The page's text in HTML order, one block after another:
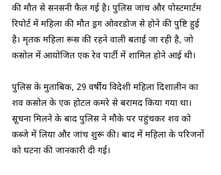
की मौत से सनसनी फैल गई है। पुलिस जांच और पोस्टमार्टम
रिपोर्ट में महिला की मौत ड्रग ओवरडोज से होने की पुष्टि हुई
है। मृतक महिला रूस की रहने वाली बताई जा रही है, जो
कसोल में आयोजित एक रेव पार्टी में शामिल होने आई थी।
पुलिस के मुताबिक, 29 वर्षीय विदेशी महिला दिशालीन का
शव कसोल के एक होटल कमरे से बरामद किया गया था।
सूचना मिलने के बाद पुलिस ने मौके पर पहुंचकर शव को
कब्जे में लिया और जांच शुरू की। बाद में महिला के परिजनों
को घटना की जानकारी दी गई।